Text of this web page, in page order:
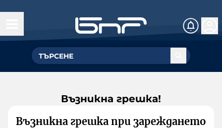
Възникна грешка!
Възникна грешка при зареждането